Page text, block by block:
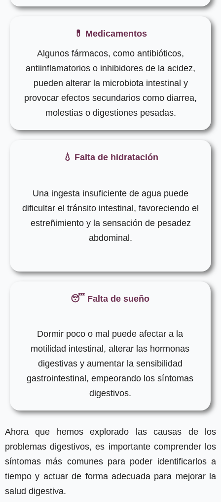
💊 Medicamentos
Algunos fármacos, como antibióticos,
antiinflamatorios o inhibidores de la acidez,
pueden alterar la microbiota intestinal y
provocar efectos secundarios como diarrea,
molestias o digestiones pesadas.
💧 Falta de hidratación
Una ingesta insuficiente de agua puede
dificultar el tránsito intestinal, favoreciendo el
estreñimiento y la sensación de pesadez
abdominal.
😴 Falta de sueño
Dormir poco o mal puede afectar a la
motilidad intestinal, alterar las hormonas
digestivas y aumentar la sensibilidad
gastrointestinal, empeorando los síntomas
digestivos.
Ahora que hemos explorado las causas de los
problemas digestivos, es importante comprender los
síntomas más comunes para poder identificarlos a
tiempo y actuar de forma adecuada para mejorar la
salud digestiva.